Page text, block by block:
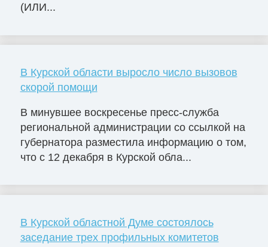
(ИЛИ...
В Курской области выросло число вызовов
скорой помощи
В минувшее воскресенье пресс-служба
региональной администрации со ссылкой на
губернатора разместила информацию о том,
что с 12 декабря в Курской обла...
В Курской областной Думе состоялось
заседание трех профильных комитетов